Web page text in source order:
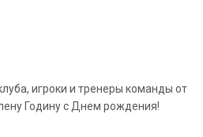
игроки и тренеры команды от
Годину с Днем рождения!